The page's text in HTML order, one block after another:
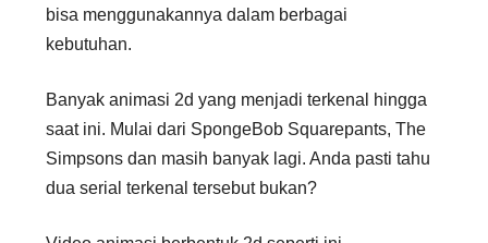
bisa menggunakannya dalam berbagai
kebutuhan.
Banyak animasi 2d yang menjadi terkenal hingga
saat ini. Mulai dari SpongeBob Squarepants, The
Simpsons dan masih banyak lagi. Anda pasti tahu
dua serial terkenal tersebut bukan?